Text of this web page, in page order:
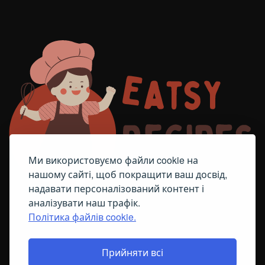
Ми використовуємо файли cookie на
нашому сайті, щоб покращити ваш досвід,
надавати персоналізований контент і
аналізувати наш трафік.
Політика файлів cookie.
Прийняти всі
ПОЛІТИКА ЩОДО ФАЙЛІВ COOKIE